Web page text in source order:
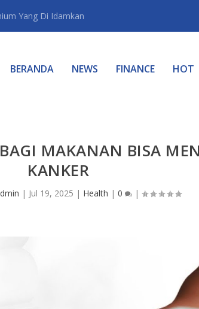
Yang Di Idamkan
BERANDA NEWS FINANCE HOT
MAKANAN BISA
KANKER
| Jul 19, 2025 | Health | 0 |